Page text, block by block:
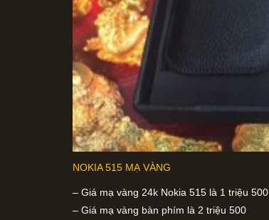
NOKIA 515 MẠ VÀNG
– Giá mạ vàng 24k Nokia 515 là 1 triệu 500
– Giá mạ vàng bàn phím là 2 triệu 500